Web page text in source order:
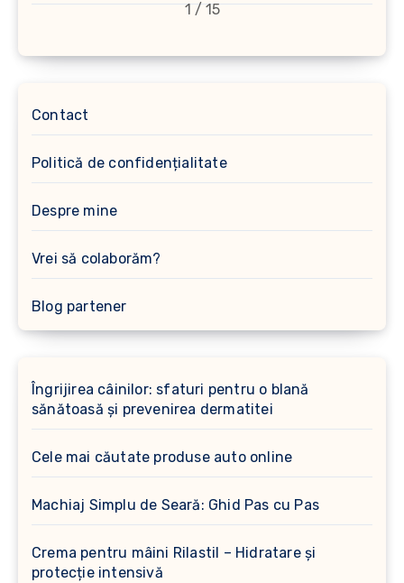
1 / 15
Contact
Politică de confidențialitate
Despre mine
Vrei să colaborăm?
Blog partener
Îngrijirea câinilor: sfaturi pentru o blană
sănătoasă și prevenirea dermatitei
Cele mai căutate produse auto online
Machiaj Simplu de Seară: Ghid Pas cu Pas
Crema pentru mâini Rilastil – Hidratare și
protecție intensivă